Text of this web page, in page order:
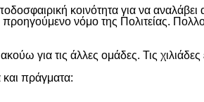
κοινότητα για να
νόμο της Πολιτείας.
για τις άλλες ομάδες. Τις
και πράγματα: